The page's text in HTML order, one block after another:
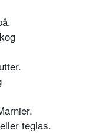
teglas.